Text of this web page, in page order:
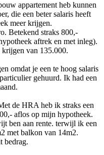
appartement heb kunnen
die een beter salaris heeft
meer krijgen.
Betekend straks 800,-
aftrek en met inleg).
van 135.000.
omdat je een te hoog salaris
gehuurd. Ik had een
de HRA heb ik straks een
aflos op mijn hypotheek.
ben aan rente. terwijl ik een
met balkon van 14m2.
bedrag.